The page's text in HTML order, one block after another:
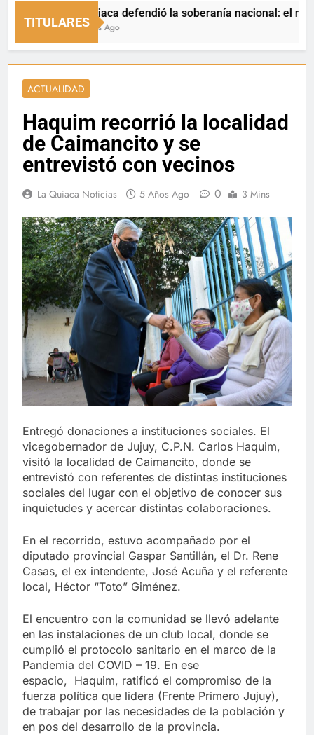
TITULARES
La Quiaca defendió la soberanía nacional: el
11 Horas Ago
ACTUALIDAD
Haquim recorrió la localidad
de Caimancito y se
entrevistó con vecinos
La Quiaca Noticias 5 Años Ago 0 3 Mins
Entregó donaciones a instituciones sociales. El
vicegobernador de Jujuy, C.P.N. Carlos Haquim,
visitó la localidad de Caimancito, donde se
entrevistó con referentes de distintas instituciones
sociales del lugar con el objetivo de conocer sus
inquietudes y acercar distintas colaboraciones.
En el recorrido, estuvo acompañado por el
diputado provincial Gaspar Santillán, el Dr. Rene
Casas, el ex intendente, José Acuña y el referente
local, Héctor “Toto” Giménez.
El encuentro con la comunidad se llevó adelante
en las instalaciones de un club local, donde se
cumplió el protocolo sanitario en el marco de la
Pandemia del COVID – 19. En ese
espacio, Haquim, ratificó el compromiso de la
fuerza política que lidera (Frente Primero Jujuy),
de trabajar por las necesidades de la población y
en pos del desarrollo de la provincia.